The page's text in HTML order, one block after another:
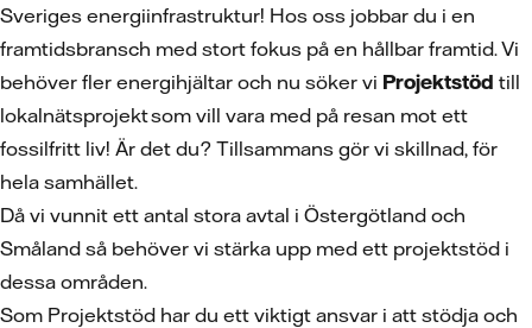
Sveriges energiinfrastruktur! Hos oss jobbar du i en
framtidsbransch med stort fokus på en hållbar framtid. Vi
behöver fler energihjältar och nu söker vi Projektstöd till
lokalnätsprojekt som vill vara med på resan mot ett
fossilfritt liv! Är det du? Tillsammans gör vi skillnad, för
hela samhället.
Då vi vunnit ett antal stora avtal i Östergötland och
Småland så behöver vi stärka upp med ett projektstöd i
dessa områden.
Som Projektstöd har du ett viktigt ansvar i att stödja och